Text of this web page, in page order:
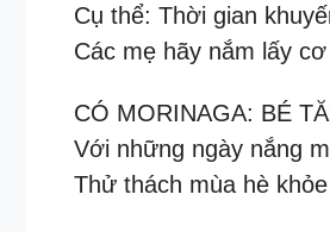
Cụ thể: Thời gian
Các mẹ hãy nắm lấy
CÓ MORINAGA: BÉ
Với những ngày nắng
Thử thách mùa hè